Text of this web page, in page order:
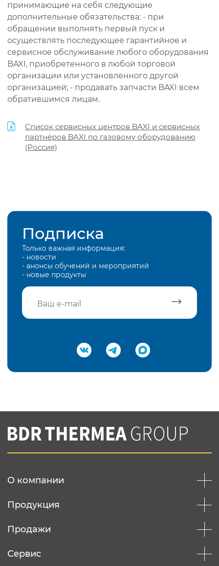
принимающие на себя следующие
дополнительные обязательства: - при
обращении выполнять первый пуск и
осуществлять последующее гарантийное и
сервисное обслуживание любого оборудования
BAXI, приобретенного в любой торговой
организации или установленного другой
организацией; - продавать запчасти BAXI всем
обратившимся лицам.
Список сервисных центров BAXI и сервисных
партнёров BAXI по газовому оборудованию
(Россия)
Подписка
Только важная информация:
- новости
- анонсы обучений и мероприятий
- новые продукты
Подтвердить e-mail
Вы соглашаетесь с нашей политикой
конфеденциальности
О компании
Продукция
Продажи
Сервис